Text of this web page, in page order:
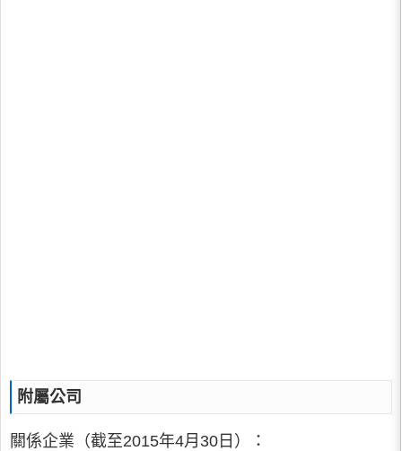
附屬公司
關係企業（截至2015年4月30日）：